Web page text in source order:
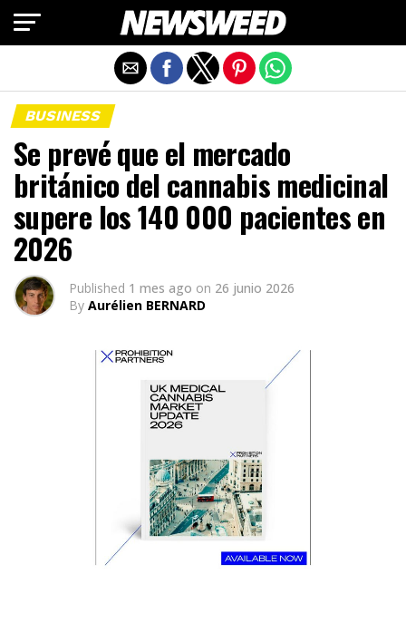
BUSINESS
Se prevé que el mercado
británico del cannabis medicinal
supere los 140 000 pacientes en
2026
Published 1 mes ago on 26 junio 2026
By Aurélien BERNARD
Salir de la versión móvil